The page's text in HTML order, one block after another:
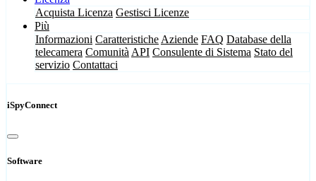
Acquista Licenza Gestisci Licenze
Più
Informazioni Caratteristiche Aziende FAQ Database della
telecamera Comunità API Consulente di Sistema Stato del
servizio Contattaci
iSpyConnect
Software